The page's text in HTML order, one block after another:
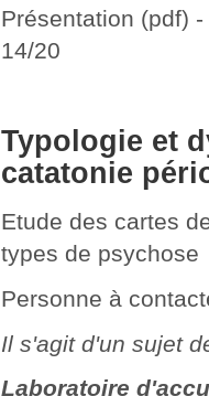
Présentation (pdf)
14/20
Typologie et
catatonie
Etude des cartes
types de psychose
Personne à
Il s'agit d'un sujet
Laboratoire